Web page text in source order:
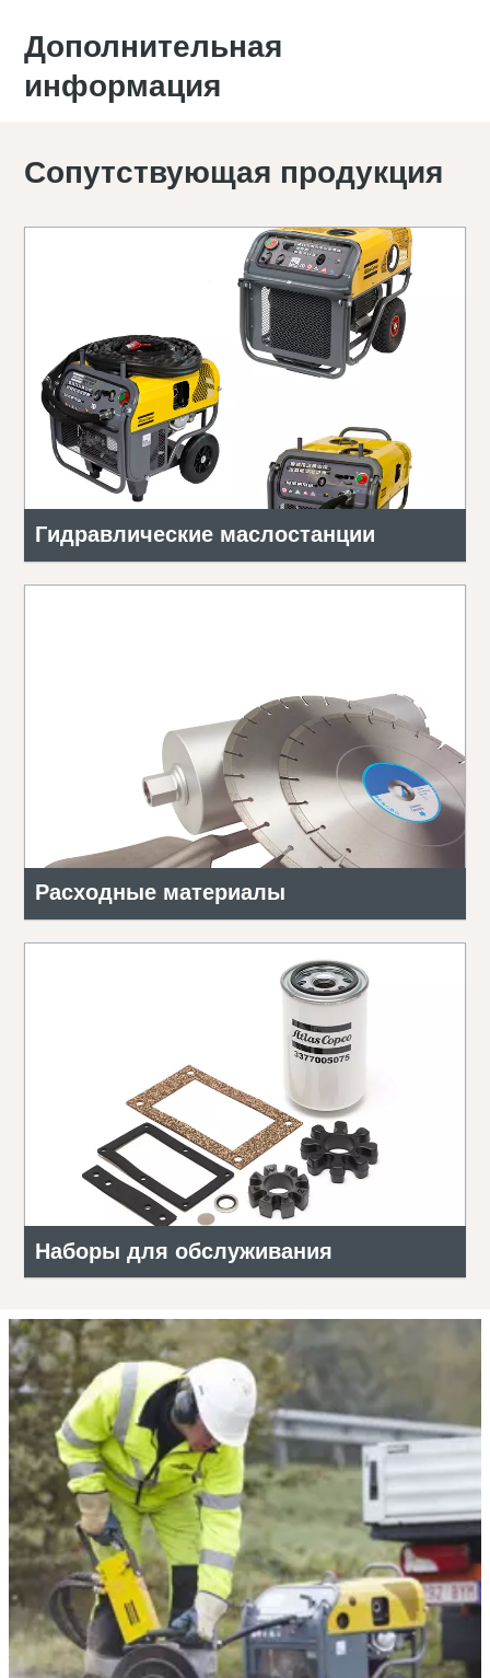
Дополнительная
информация
Сопутствующая продукция
Гидравлические маслостанции
Расходные материалы
Наборы для обслуживания